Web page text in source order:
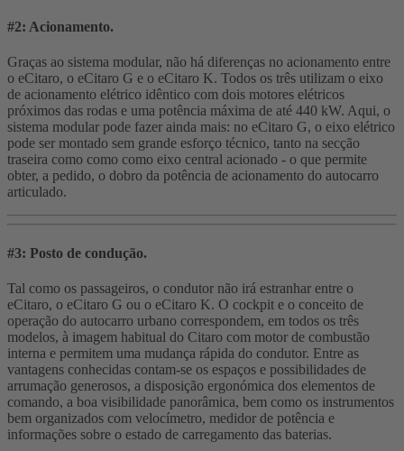
#2: Acionamento.
Graças ao sistema modular, não há diferenças no acionamento entre
o eCitaro, o eCitaro G e o eCitaro K. Todos os três utilizam o eixo
de acionamento elétrico idêntico com dois motores elétricos
próximos das rodas e uma potência máxima de até 440 kW. Aqui, o
sistema modular pode fazer ainda mais: no eCitaro G, o eixo elétrico
pode ser montado sem grande esforço técnico, tanto na secção
traseira como como como eixo central acionado - o que permite
obter, a pedido, o dobro da potência de acionamento do autocarro
articulado.
#3: Posto de condução.
Tal como os passageiros, o condutor não irá estranhar entre o
eCitaro, o eCitaro G ou o eCitaro K. O cockpit e o conceito de
operação do autocarro urbano correspondem, em todos os três
modelos, à imagem habitual do Citaro com motor de combustão
interna e permitem uma mudança rápida do condutor. Entre as
vantagens conhecidas contam-se os espaços e possibilidades de
arrumação generosos, a disposição ergonómica dos elementos de
comando, a boa visibilidade panorâmica, bem como os instrumentos
bem organizados com velocímetro, medidor de potência e
informações sobre o estado de carregamento das baterias.